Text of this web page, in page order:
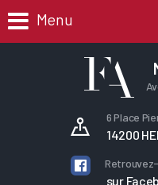
Menu
6 Place
14200
sur